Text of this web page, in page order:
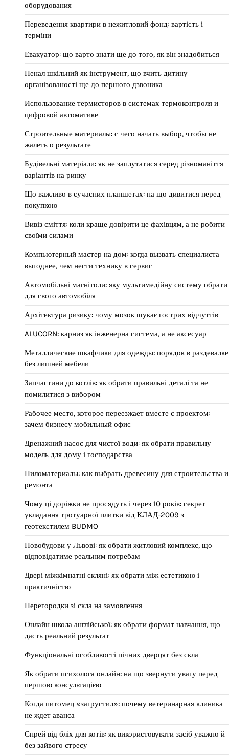
оборудования
Переведення квартири в нежитловий фонд: вартість і
терміни
Евакуатор: що варто знати ще до того, як він знадобиться
Пенал шкільний як інструмент, що вчить дитину
організованості ще до першого дзвоника
Использование термисторов в системах термоконтроля и
цифровой автоматике
Строительные материалы: с чего начать выбор, чтобы не
жалеть о результате
Будівельні матеріали: як не заплутатися серед різноманіття
варіантів на ринку
Що важливо в сучасних планшетах: на що дивитися перед
покупкою
Вивіз сміття: коли краще довірити це фахівцям, а не робити
своїми силами
Компьютерный мастер на дом: когда вызвать специалиста
выгоднее, чем нести технику в сервис
Автомобільні магнітоли: яку мультимедійну систему обрати
для свого автомобіля
Архітектура ризику: чому мозок шукає гострих відчуттів
ALUCORN: карниз як інженерна система, а не аксесуар
Металлические шкафчики для одежды: порядок в раздевалке
без лишней мебели
Запчастини до котлів: як обрати правильні деталі та не
помилитися з вибором
Рабочее место, которое переезжает вместе с проектом:
зачем бизнесу мобильный офис
Дренажний насос для чистої води: як обрати правильну
модель для дому і господарства
Пиломатериалы: как выбрать древесину для строительства и
ремонта
Чому ці доріжки не просядуть і через 10 років: секрет
укладання тротуарної плитки від КЛАД-2009 з
геотекстилем BUDMO
Новобудови у Львові: як обрати житловий комплекс, що
відповідатиме реальним потребам
Двері міжкімнатні скляні: як обрати між естетикою і
практичністю
Перегородки зі скла на замовлення
Онлайн школа англійської: як обрати формат навчання, що
дасть реальний результат
Функціональні особливості пічних дверцят без скла
Як обрати психолога онлайн: на що звернути увагу перед
першою консультацією
Когда питомец «загрустил»: почему ветеринарная клиника
не ждет аванса
Спрей від бліх для котів: як використовувати засіб уважно й
без зайвого стресу